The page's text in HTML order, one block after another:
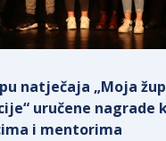
natječaja „Moja
uručene nagrade
i mentorima